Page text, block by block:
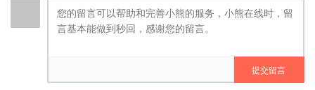
提交留言